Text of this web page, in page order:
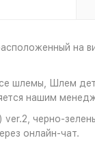
на
шлемы, Шлем
нашим
черно-
онлайн-чат.